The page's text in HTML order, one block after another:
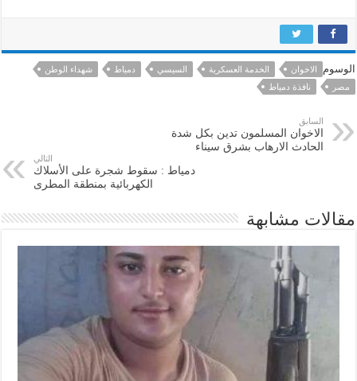
الوسوم الاخوان الخدمة العسكرية السيسي دمياط
شهداء الوطن
مصر
نافذة دمياط
السابق
الاخوان المسلمون تدين بكل شدة
الحادث الارهاب بشرق سيناء
التالي
دمياط : سقوط شجرة على الأسلاك
الكهربائية بمنطقة المطرى
مقالات مشابهة